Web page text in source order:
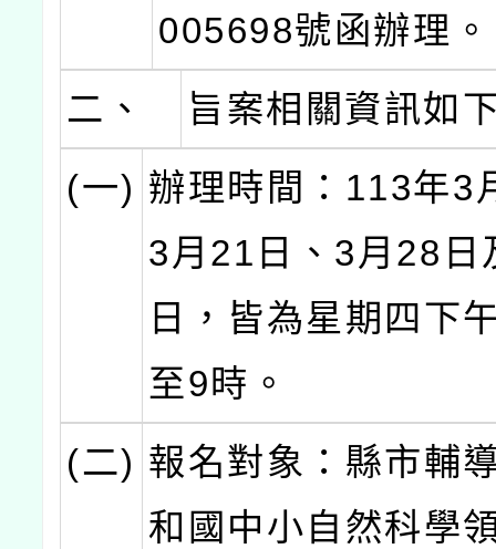
005698號函辦理。
二、
旨案相關資訊如
(一) 辦理時間：113年3
3月21日、3月28日
日，皆為星期四下
至9時。
(二) 報名對象：縣市輔
和國中小自然科學